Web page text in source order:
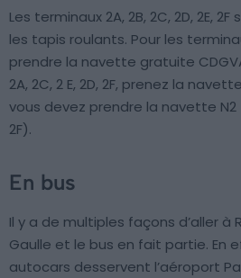
Les terminaux 2A, 2B, 2C, 2D, 2E,
les tapis roulants. Pour les
prendre la navette gratuite
2A, 2C, 2 E, 2D, 2F, prenez la
vous devez prendre la navette
2F).
En bus
Il y a de multiples façons d’aller à
Gaulle et le bus en fait partie. En
autocars desservent l’aéroport